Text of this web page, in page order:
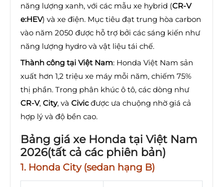
năng lượng xanh, với các mẫu xe hybrid (CR-V
e:HEV) và xe điện. Mục tiêu đạt trung hòa carbon
vào năm 2050 được hỗ trợ bởi các sáng kiến như
năng lượng hydro và vật liệu tái chế.
Thành công tại Việt Nam: Honda Việt Nam sản
xuất hơn 1,2 triệu xe máy mỗi năm, chiếm 75%
thị phần. Trong phân khúc ô tô, các dòng như
CR-V, City, và Civicđược ưa chuộng nhờ giá cả
hợp lý và độ bền cao.
Bảng giá xe Honda tại Việt Nam
2026(tất cả các phiên bản)
1. Honda City (sedan hạng B)